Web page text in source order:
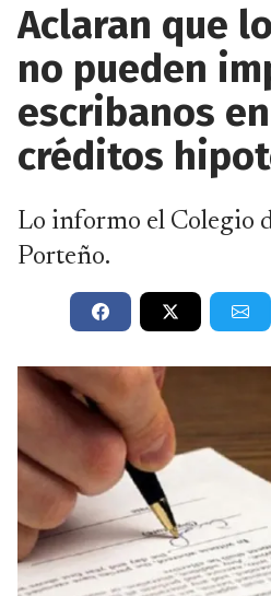
Aclaran que
no pueden
escribanos
créditos
Lo informo el Colegio
Porteño.